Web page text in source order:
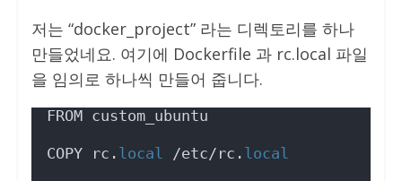
저는 “docker_project” 라는 디렉토리를 하나
만들었네요. 여기에 Dockerfile 과 rc.local 파일
을 임의로 하나씩 만들어 줍니다.
FROM custom_ubuntu
COPY rc. local /etc/rc. local